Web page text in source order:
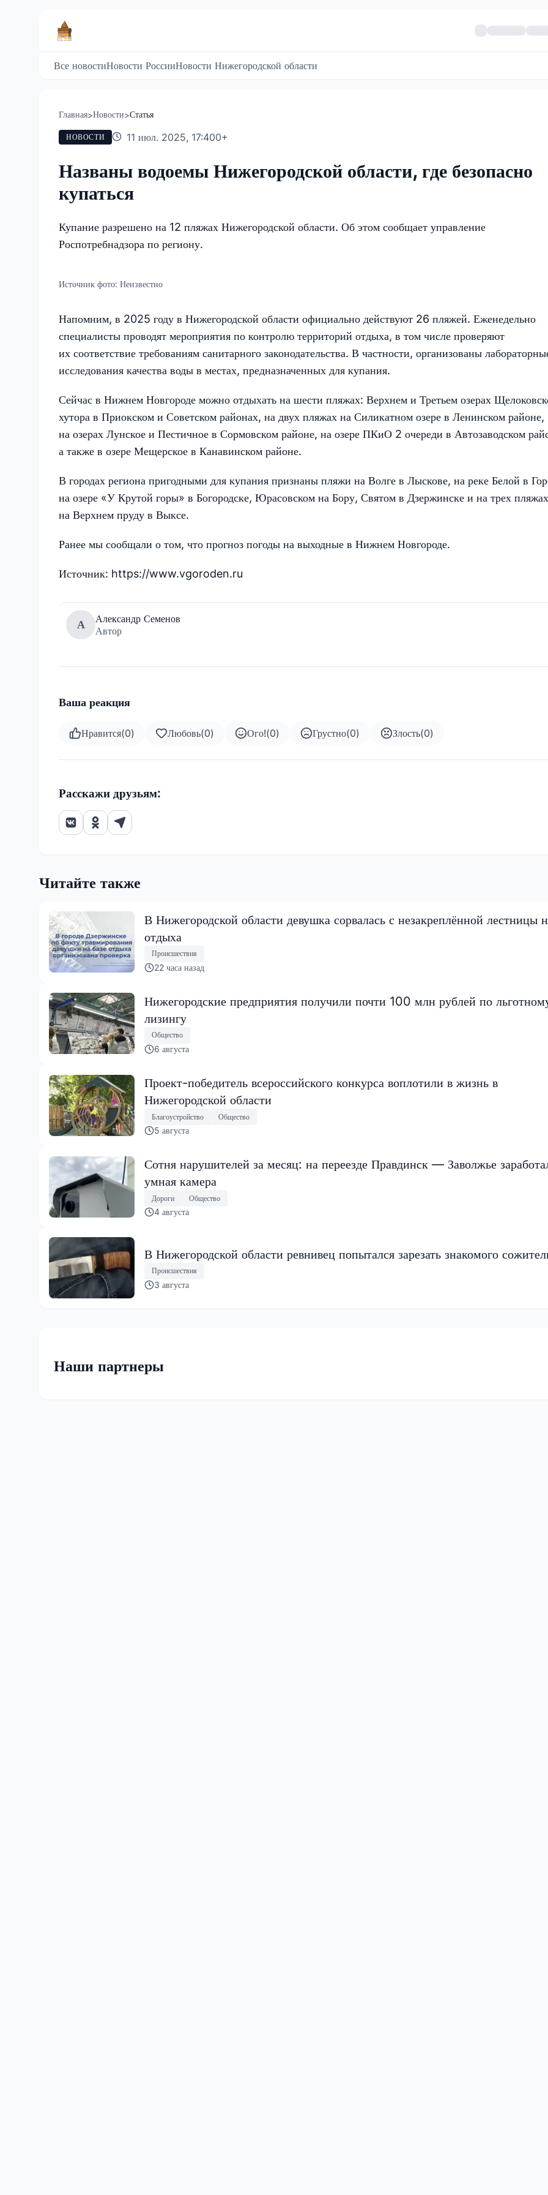
Все новостиНовости РоссииНовости Нижегородской области
Главная>Новости>Статья
НОВОСТИ 11 июл. 2025, 17:400+
Названы водоемы Нижегородской области, где безопасно
купаться
Купание разрешено на 12 пляжах Нижегородской области. Об этом сообщает управление
Роспотребнадзора по региону.
Источник фото: Неизвестно
Напомним, в 2025 году в Нижегородской области официально действуют 26 пляжей. Еженедельно
специалисты проводят мероприятия по контролю территорий отдыха, в том числе проверяют
их соответствие требованиям санитарного законодательства. В частности, организованы
исследования качества воды в местах, предназначенных для купания.
Сейчас в Нижнем Новгороде можно отдыхать на шести пляжах: Верхнем и Третьем озерах
хутора в Приокском и Советском районах, на двух пляжах на Силикатном озере в Ленинском районе,
на озерах Лунское и Пестичное в Сормовском районе, на озере ПКиО 2 очереди в Автозаводском
а также в озере Мещерское в Канавинском районе.
В городах региона пригодными для купания признаны пляжи на Волге в Лыскове, на реке Белой в
на озере «У Крутой горы» в Богородске, Юрасовском на Бору, Святом в Дзержинске и на трех пляжах
на Верхнем пруду в Выксе.
Ранее мы сообщали о том, что прогноз погоды на выходные в Нижнем Новгороде.
Источник: https://www.vgoroden.ru
А
Александр Семенов
Автор
Ваша реакция
Нравится(0) Любовь(0) Ого!(0) Грустно(0) Злость(0)
Расскажи друзьям:
Читайте также
В Нижегородской области девушка сорвалась с незакреплённой лестницы
отдыха
Происшествия
22 часа назад
Нижегородские предприятия получили почти 100 млн рублей по
лизингу
Общество
6 августа
Проект-победитель всероссийского конкурса воплотили в жизнь в
Нижегородской области
Благоустройство Общество
5 августа
Сотня нарушителей за месяц: на переезде Правдинск — Заволжье
умная камера
Дороги Общество
4 августа
В Нижегородской области ревнивец попытался зарезать знакомого
Происшествия
3 августа
Наши партнеры